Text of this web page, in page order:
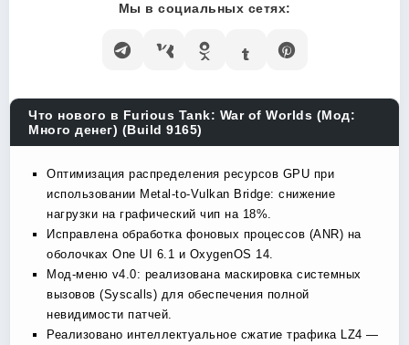
Мы в социальных сетях:
Что нового в Furious Tank: War of Worlds (Мод:
Много денег) (Build 9165)
Оптимизация распределения ресурсов GPU при
использовании Metal-to-Vulkan Bridge: снижение
нагрузки на графический чип на 18%.
Исправлена обработка фоновых процессов (ANR) на
оболочках One UI 6.1 и OxygenOS 14.
Мод-меню v4.0: реализована маскировка системных
вызовов (Syscalls) для обеспечения полной
невидимости патчей.
Реализовано интеллектуальное сжатие трафика LZ4 —